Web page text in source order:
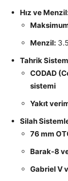
Hız ve
Menzil:
Tahrik
CODAD
sistemi
Yakıt
Silah
76 mm
Barak-8
Gabriel V